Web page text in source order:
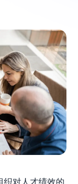
织对人才绩效的